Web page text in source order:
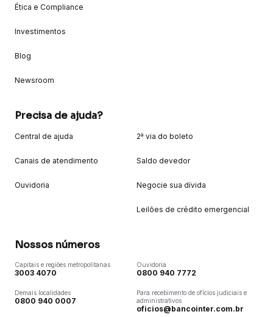
Ética e Compliance
Investimentos
Blog
Newsroom
Precisa de ajuda?
Central de ajuda
Canais de atendimento
Ouvidoria
2ª via do boleto
Saldo devedor
Negocie sua dívida
Leilões de crédito emergencial
Nossos números
Capitais e regiões metropolitanas
3003 4070
Demais localidades
0800 940 0007
Ouvidoria
0800 940 7772
Para recebimento de ofícios judiciais e
administrativos
oficios@bancointer.com.br